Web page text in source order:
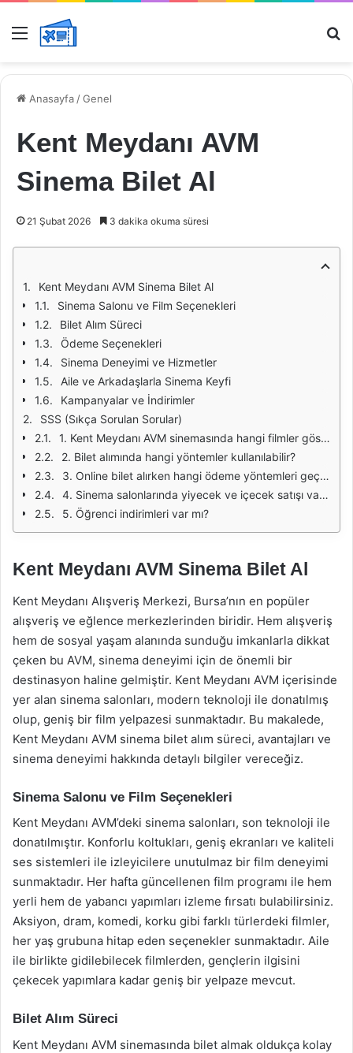
Menü
Anasayfa /Genel
Kent Meydanı AVM
Sinema Bilet Al
21 Şubat 2026 3 dakika okuma süresi
Kent Meydanı AVM Sinema Bilet Al
Sinema Salonu ve Film Seçenekleri
Bilet Alım Süreci
Ödeme Seçenekleri
Sinema Deneyimi ve Hizmetler
Aile ve Arkadaşlarla Sinema Keyfi
Kampanyalar ve İndirimler
SSS (Sıkça Sorulan Sorular)
1. Kent Meydanı AVM sinemasında hangi filmler gösteriliyor?
2. Bilet alımında hangi yöntemler kullanılabilir?
3. Online bilet alırken hangi ödeme yöntemleri geçerlidir?
4. Sinema salonlarında yiyecek ve içecek satışı var mı?
5. Öğrenci indirimleri var mı?
Kent Meydanı AVM Sinema Bilet Al
Kent Meydanı Alışveriş Merkezi, Bursa’nın en popüler
alışveriş ve eğlence merkezlerinden biridir. Hem alışveriş
hem de sosyal yaşam alanında sunduğu imkanlarla dikkat
çeken bu AVM, sinema deneyimi için de önemli bir
destinasyon haline gelmiştir. Kent Meydanı AVM içerisinde
yer alan sinema salonları, modern teknoloji ile donatılmış
olup, geniş bir film yelpazesi sunmaktadır. Bu makalede,
Kent Meydanı AVM sinema bilet alım süreci, avantajları ve
sinema deneyimi hakkında detaylı bilgiler vereceğiz.
Sinema Salonu ve Film Seçenekleri
Kent Meydanı AVM’deki sinema salonları, son teknoloji ile
donatılmıştır. Konforlu koltukları, geniş ekranları ve kaliteli
ses sistemleri ile izleyicilere unutulmaz bir film deneyimi
sunmaktadır. Her hafta güncellenen film programı ile hem
yerli hem de yabancı yapımları izleme fırsatı bulabilirsiniz.
Aksiyon, dram, komedi, korku gibi farklı türlerdeki filmler,
her yaş grubuna hitap eden seçenekler sunmaktadır. Aile
ile birlikte gidilebilecek filmlerden, gençlerin ilgisini
çekecek yapımlara kadar geniş bir yelpaze mevcut.
Bilet Alım Süreci
Kent Meydanı AVM sinemasında bilet almak oldukça kolay